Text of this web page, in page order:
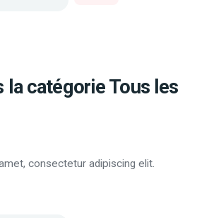
la catégorie Tous les
consectetur adipiscing elit.